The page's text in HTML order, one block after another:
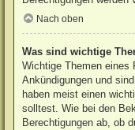
Nach oben
Was sind wichtige
Wichtige Themen eines
Ankündigungen und
haben meist einen
solltest. Wie bei den
Berechtigungen ab, ob